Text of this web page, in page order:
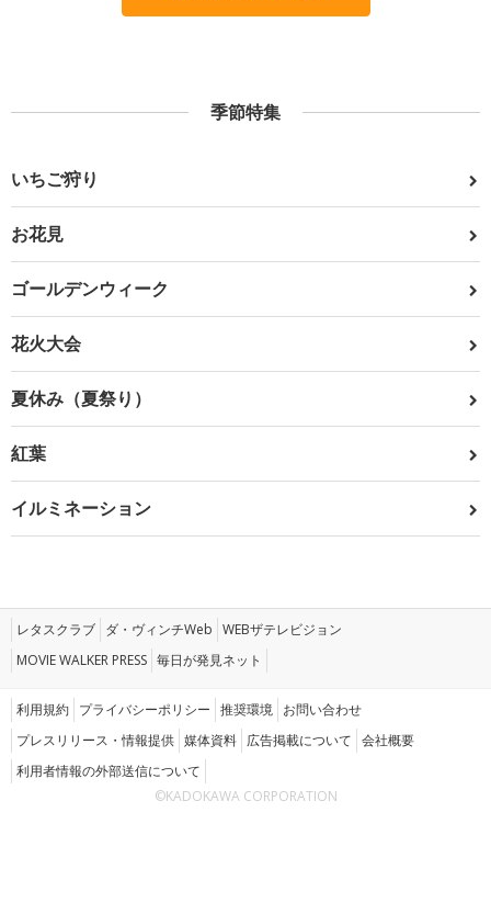
季節特集
いちご狩り
お花見
ゴールデンウィーク
花火大会
夏休み（夏祭り）
紅葉
イルミネーション
レタスクラブ ダ・ヴィンチWeb WEBザテレビジョン
MOVIE WALKER PRESS 毎日が発見ネット
利用規約 プライバシーポリシー 推奨環境 お問い合わせ
プレスリリース・情報提供 媒体資料 広告掲載について 会社概要
利用者情報の外部送信について
©KADOKAWA CORPORATION